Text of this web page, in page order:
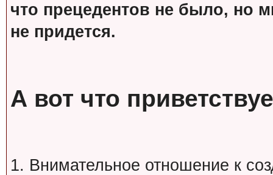
что прецедентов не было, но
не придется.
А вот что
1. Внимательное отношение к